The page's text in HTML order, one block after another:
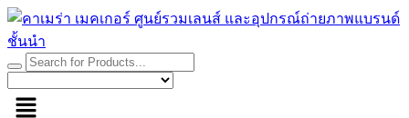
Skip
to
content